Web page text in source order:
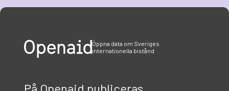
Öppna data om Sveriges
internationella bistånd